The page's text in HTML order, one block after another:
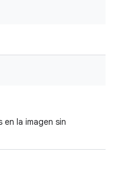
la imagen sin